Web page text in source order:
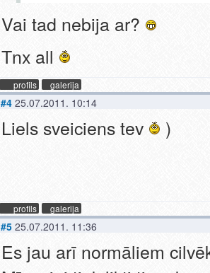
Vai tad nebija ar?
Tnx all
profils galerija
#4 25.07.2011. 10:14
Liels sveiciens tev )
profils galerija
#5 25.07.2011. 11:36
Es jau arī normāliem